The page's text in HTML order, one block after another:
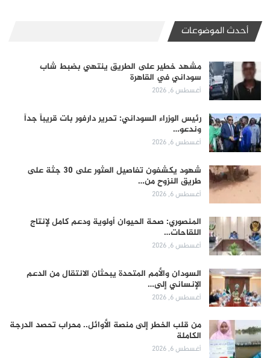
أحدث الموضوعات
مشهد خطير على الطريق ينتهي بضبط شاب
سوداني في القاهرة
أغسطس 6, 2026
رئيس الوزراء السوداني: تحرير دارفور بات قريباً جداً
وندعو…
أغسطس 6, 2026
شهود يكشفون تفاصيل العثور على 30 جثة على
طريق النزوح من…
أغسطس 6, 2026
المنصوري: صحة الحيوان أولوية ودعم كامل لإنتاج
اللقاحات…
أغسطس 6, 2026
السودان والأمم المتحدة يبحثان الانتقال من الدعم
الإنساني إلى…
أغسطس 6, 2026
من قلب الخطر إلى منصة الأوائل.. محراب تحصد الدرجة
الكاملة
أغسطس 6, 2026